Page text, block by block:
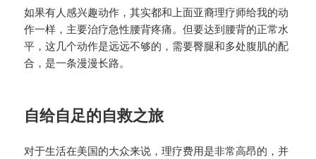
如果有人感兴趣动作，其实都和上面亚裔理疗师给我的动
作一样，主要治疗急性腰背疼痛。但要达到腰背的正常水
平，这几个动作是远远不够的，需要臀腿和多处腹肌的配
合，是一条漫漫长路。
自给自足的自救之旅
对于生活在美国的大众来说，理疗费用是非常高昂的，并